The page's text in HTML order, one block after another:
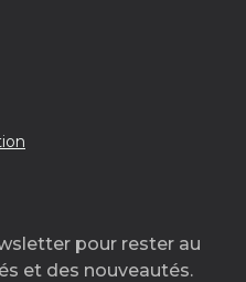
pour rester au
et des nouveautés.